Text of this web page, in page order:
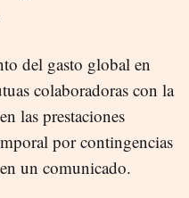
del gasto global en
colaboradoras con la
las prestaciones
por contingencias
un comunicado.